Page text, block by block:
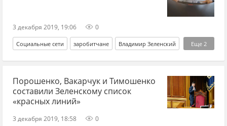
3 декабря 2019, 19:06 0
Еще 2
Социальные сети заробитчане Владимир Зеленский
ЕС кредит
Порошенко, Вакарчук и Тимошенко
составили Зеленскому список
«красных линий»
3 декабря 2019, 18:58 0